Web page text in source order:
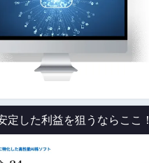
定した利益を狙うならここ！